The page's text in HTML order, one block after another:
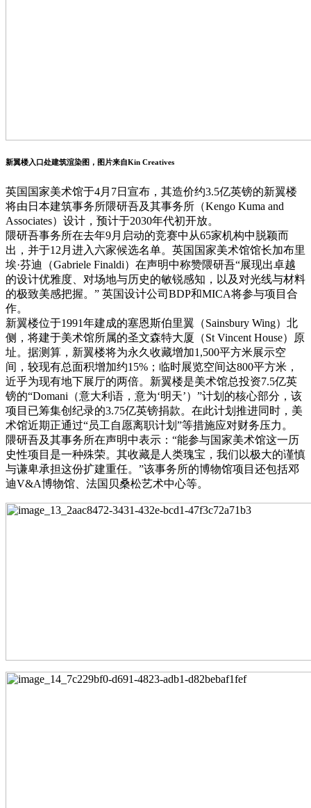
新翼楼入口处建筑渲染图，图片来自Kin Creatives
英国国家美术馆于4月7日宣布，其造价约3.5亿英镑的新翼楼
将由日本建筑事务所隈研吾及其事务所（Kengo Kuma and
Associates）设计，预计于2030年代初开放。
隈研吾事务所在去年9月启动的竞赛中从65家机构中脱颖而
出，并于12月进入六家候选名单。英国国家美术馆馆长加布里
埃·芬迪（Gabriele Finaldi）在声明中称赞隈研吾“展现出卓越
的设计优雅度、对场地与历史的敏锐感知，以及对光线与材料
的极致美感把握。” 英国设计公司BDP和MICA将参与项目合
作。
新翼楼位于1991年建成的塞恩斯伯里翼（Sainsbury Wing）北
侧，将建于美术馆所属的圣文森特大厦（St Vincent House）原
址。据测算，新翼楼将为永久收藏增加1,500平方米展示空
间，较现有总面积增加约15%；临时展览空间达800平方米，
近乎为现有地下展厅的两倍。新翼楼是美术馆总投资7.5亿英
镑的“Domani（意大利语，意为‘明天’）”计划的核心部分，该
项目已筹集创纪录的3.75亿英镑捐款。在此计划推进同时，美
术馆近期正通过“员工自愿离职计划”等措施应对财务压力。
隈研吾及其事务所在声明中表示：“能参与国家美术馆这一历
史性项目是一种殊荣。其收藏是人类瑰宝，我们以极大的谨慎
与谦卑承担这份扩建重任。”该事务所的博物馆项目还包括邓
迪V&A博物馆、法国贝桑松艺术中心等。